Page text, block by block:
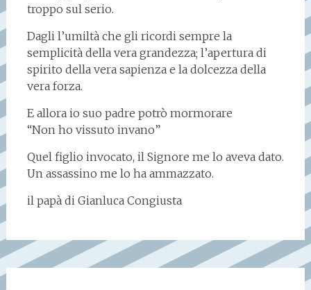
troppo sul serio.
Dagli l’umiltà che gli ricordi sempre la
semplicità della vera grandezza; l’apertura di
spirito della vera sapienza e la dolcezza della
vera forza.
E allora io suo padre potrò mormorare
“Non ho vissuto invano”
Quel figlio invocato, il Signore me lo aveva dato.
Un assassino me lo ha ammazzato.
il papà di Gianluca Congiusta